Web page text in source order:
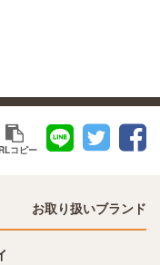
コピー
お取り扱いブランド